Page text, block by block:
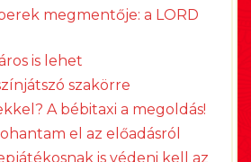
megmentője: a LORD
is lehet
szakörre
A bébitaxi a megoldás!
el az előadásról
is védeni kell az